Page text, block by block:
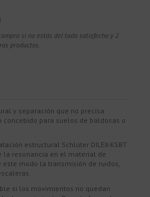
si no estás del todo satisfecho y 2
productos.
y separación que no precisa
para suelos de baldosas o
estructural Schlüter DILEX-KSBT
la resonancia en el material de
modo la transmisión de ruidos,
si los movimientos no quedan